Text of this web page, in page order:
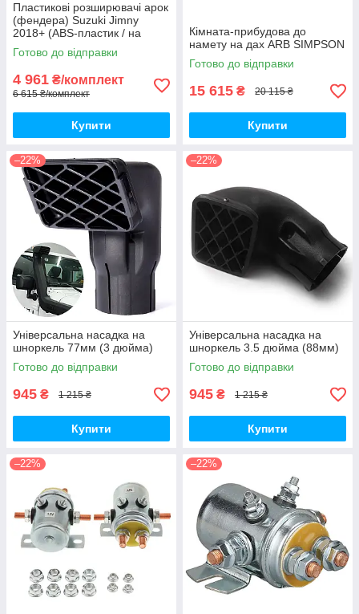
Пластикові розширювачі арок
(фендера) Suzuki Jimny
2018+ (ABS-пластик / на
скотчі 3М)
Готово до відправки
4 961 ₴/комплект
6 615 ₴/комплект
Купити
Кімната-прибудова до
намету на дах ARB SIMPSON
Готово до відправки
15 615 ₴ 20 115 ₴
Купити
–22%
Універсальна насадка на
шноркель 77мм (3 дюйма)
Готово до відправки
945 ₴ 1 215 ₴
Купити
–22%
Універсальна насадка на
шноркель 3.5 дюйма (88мм)
Готово до відправки
945 ₴ 1 215 ₴
Купити
–22% –22%